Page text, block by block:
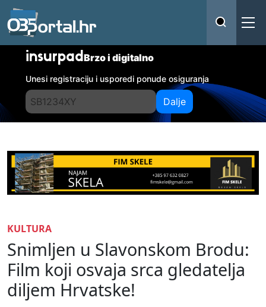
insurpadBrzo i digitalno
Unesi registraciju i usporedi ponude osiguranja
Dalje
KULTURA
Snimljen u Slavonskom Brodu:
Film koji osvaja srca gledatelja
diljem Hrvatske!